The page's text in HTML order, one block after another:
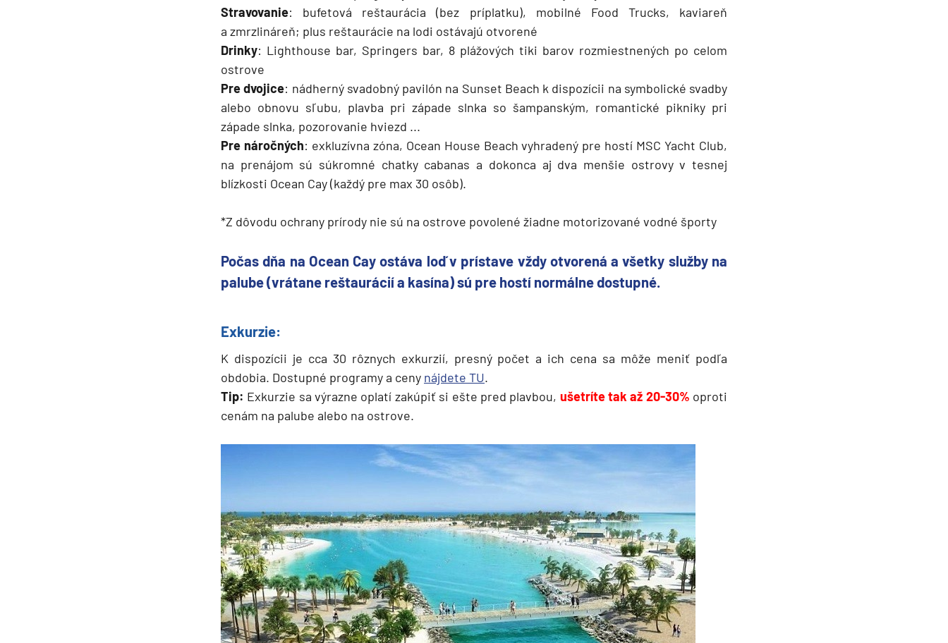
Stravovanie: bufetová reštaurácia (bez príplatku), mobilné Food Trucks, kaviareň
a zmrzlináreň; plus reštaurácie na lodi ostávajú otvorené
Drinky: Lighthouse bar, Springers bar, 8 plážových tiki barov rozmiestnených po celom
ostrove
Pre dvojice: nádherný svadobný pavilón na Sunset Beach k dispozícii na symbolické svadby
alebo obnovu sľubu, plavba pri západe slnka so šampanským, romantické pikniky pri
západe slnka, pozorovanie hviezd ...
Pre náročných: exkluzívna zóna, Ocean House Beach vyhradený pre hostí MSC Yacht Club,
na prenájom sú súkromné chatky cabanas a dokonca aj dva menšie ostrovy v tesnej
blízkosti Ocean Cay (každý pre max 30 osôb).
*Z dôvodu ochrany prírody nie sú na ostrove povolené žiadne motorizované vodné športy
Počas dňa na Ocean Cay ostáva loď v prístave vždy otvorená a všetky služby na
palube (vrátane reštaurácií a kasína) sú pre hostí normálne dostupné.
Exkurzie:
K dispozícii je cca 30 rôznych exkurzií, presný počet a ich cena sa môže meniť podľa
obdobia. Dostupné programy a ceny nájdete TU.
Tip: Exkurzie sa výrazne oplatí zakúpiť si ešte pred plavbou, ušetríte tak až 20-30% oproti
cenám na palube alebo na ostrove.